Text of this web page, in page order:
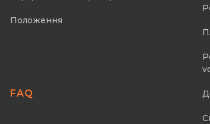
Положення
FAQ